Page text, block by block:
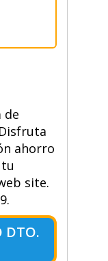
de
ahorro
site.
DTO.